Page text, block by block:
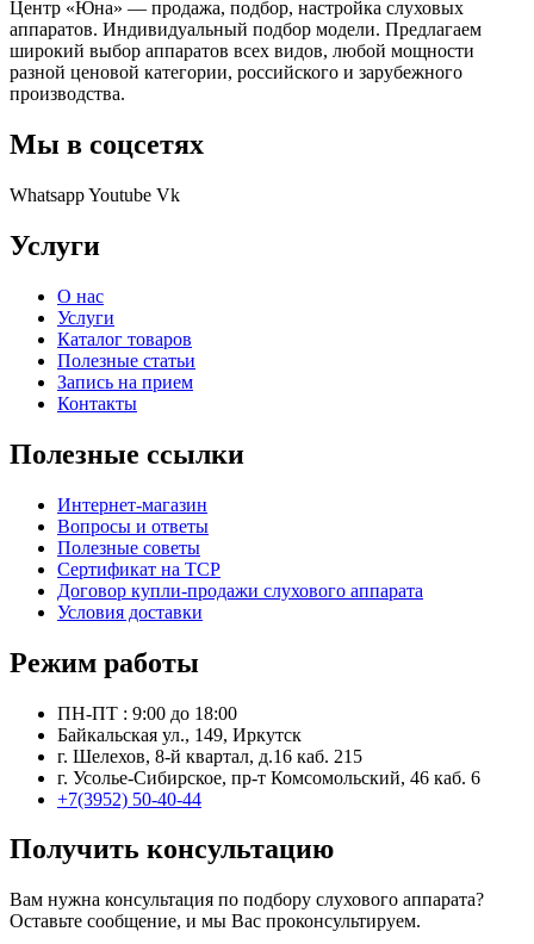
Центр «Юна» — продажа, подбор, настройка слуховых
аппаратов. Индивидуальный подбор модели. Предлагаем
широкий выбор аппаратов всех видов, любой мощности
разной ценовой категории, российского и зарубежного
производства.
Мы в соцсетях
WhatsappYoutube Vk
Услуги
О нас
Услуги
Каталог товаров
Полезные статьи
Запись на прием
Контакты
Полезные ссылки
Интернет-магазин
Вопросы и ответы
Полезные советы
Сертификат на ТСР
Договор купли-продажи слухового аппарата
Условия доставки
Режим работы
ПН-ПТ : 9:00 до 18:00
Байкальская ул., 149, Иркутск
г. Шелехов, 8-й квартал, д.16 каб. 215
г. Усолье-Сибирское, пр-т Комсомольский, 46 каб. 6
+7(3952) 50-40-44
Получить консультацию
Вам нужна консультация по подбору слухового аппарата?
Оставьте сообщение, и мы Вас проконсультируем.